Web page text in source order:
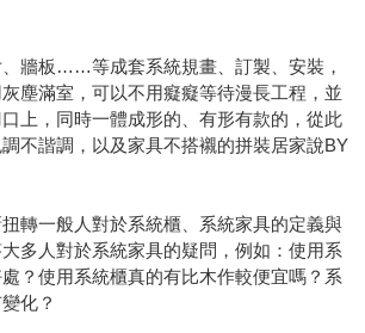
牆板……等成套系統規畫、訂製、安裝，
塵滿室，可以不用癡癡等待漫長工程，並
上，同時一體成形的、有形有款的，從此
不諧調，以及家具不搭襯的拼裝居家說BY
轉一般人對於系統櫃、系統家具的定義與
多人對於系統家具的疑問，例如：使用系
？使用系統櫃真的有比木作較便宜嗎？系
化？